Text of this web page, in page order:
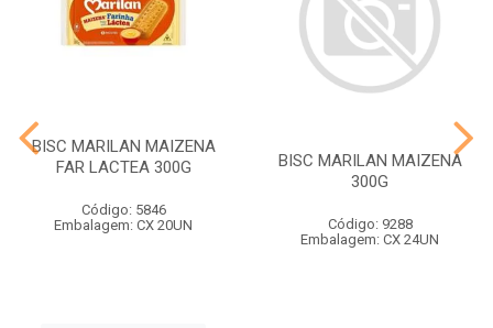
BISC MARILAN MAIZENA
FAR LACTEA 300G
Código: 5846
Embalagem: CX 20UN
BISC MARILAN MAIZENA
300G
Código: 9288
Embalagem: CX 24UN